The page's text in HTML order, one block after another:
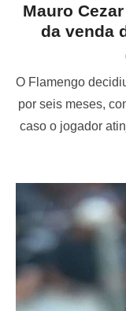
Mauro
da venda
O Flamengo
por seis meses,
caso o jogador